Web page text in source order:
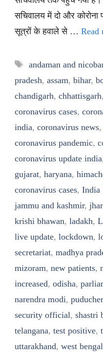
सचिवालय में दो और कोरोना
सूत्रों के हवाले से … Read
Tags
andaman and
pradesh, assam, bihar,
chandigarh, chhattisgarh,
coronavirus cases,
india, coronavirus news,
coronavirus pandemic,
coronavirus update india,
gujarat, haryana,
coronavirus cases, India
jammu and kashmir,
krishi bhawan, ladakh,
live update, lockdown,
secretariat, madhya
mizoram, new patients,
increased, odisha,
narendra modi,
security official, shastri
telangana, test positive,
uttarakhand, west bengal